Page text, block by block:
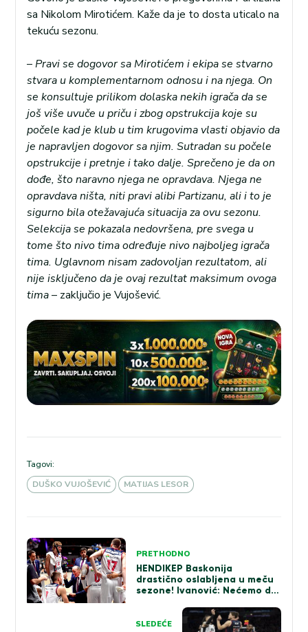
sa Nikolom Mirotićem. Kaže da je to dosta uticalo na
tekuću sezonu.
–Pravi se dogovor sa Mirotićem i ekipa se stvarno
stvara u komplementarnom odnosu i na njega. On
se konsultuje prilikom dolaska nekih igrača da se
još više uvuče u priču i zbog opstrukcija koje su
počele kad je klub u tim krugovima vlasti objavio da
je napravljen dogovor sa njim. Sutradan su počele
opstrukcije i pretnje i tako dalje. Sprečeno je da on
dođe, što naravno njega ne opravdava. Njega ne
opravdava ništa, niti pravi alibi Partizanu, ali i to je
sigurno bila otežavajuća situacija za ovu sezonu.
Selekcija se pokazala nedovršena, pre svega u
tome što nivo tima određuje nivo najboljeg igrača
tima. Uglavnom nisam zadovoljan rezultatom, ali
nije isključeno da je ovaj rezultat maksimum ovoga
tima– zaključio je Vujošević.
Tagovi:
DUŠKO VUJOŠEVIĆ
MATIJAS LESOR
Kretanje
članka
PRETHODNO
HENDIKEP Baskonija
drastično oslabljena u meču
sezone! Ivanović: Nećemo da
SLEDEĆE